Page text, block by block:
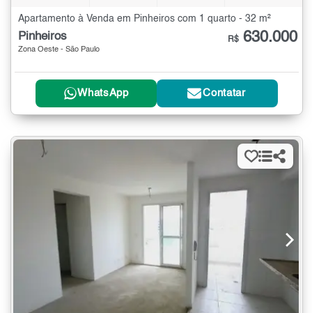
Apartamento à Venda em Pinheiros com 1 quarto - 32 m²
Pinheiros
Zona Oeste - São Paulo
R$ 630.000
WhatsApp Contatar